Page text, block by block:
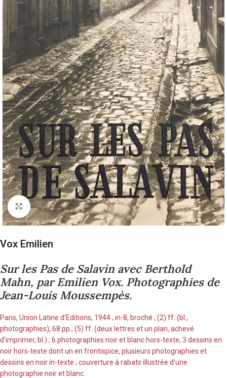
Cliquez pour agrandir
Vox Emilien
Sur les Pas de Salavin avec Berthold
Mahn, par Emilien Vox. Photographies de
Jean-Louis Moussempès.
Paris, Union Latine d'Editions, 1944 ; in-8, broché ; (2) ff. (bl.,
photographies), 68 pp., (5) ff. (deux lettres et un plan, achevé
d'imprimer, bl.) ; 6 photographies noir et blanc hors-texte, 3 dessins en
noir hors-texte dont un en frontispice, plusieurs photographies et
dessins en noir in-texte ; couverture à rabats illustrée d'une
photographie noir et blanc.